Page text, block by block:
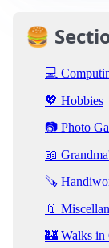
🍔
💻
💖 Hobbies
📷 Photo
📖
🪚
📎
🏰 Walks in